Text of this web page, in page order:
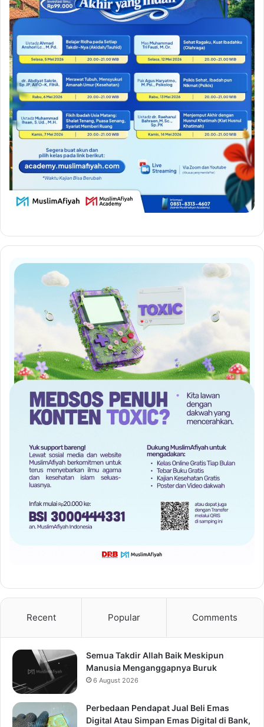
Recent Popular Comments
Semua Takdir Allah Baik Meskipun
Manusia Menganggapnya Buruk
6 August 2026
Perbedaan Pendapat Jual Beli Emas
Digital Atau Simpan Emas Digital di Bank,